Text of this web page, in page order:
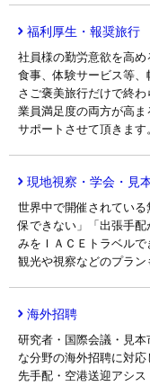
福利厚生・報奨旅行
社員様の勤労意欲を高
食事、体験サービス等
さご褒美旅行だけで終
業員満足度の両方が高ま
サポートさせて頂きます
現地視察・学会・見
世界中で開催されてい
保できない」「出張手
みをＩＡＣＥトラベル
観光や視察などのプラン
海外招聘
研究者・国際会議・見
な分野の海外招聘に対
先手配・空港送迎アシ